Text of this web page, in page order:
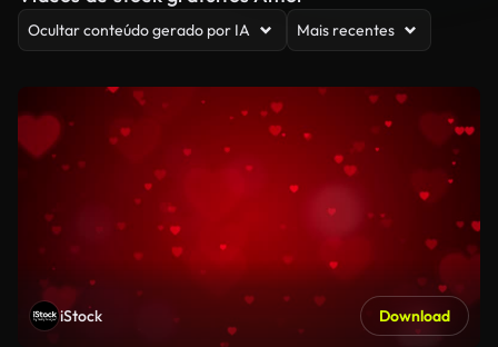
Ocultar conteúdo gerado por IA Mais recentes
iStock Download